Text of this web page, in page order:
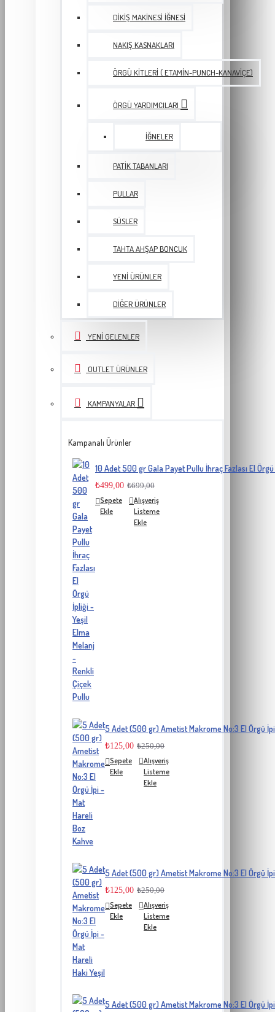
DIKIŞ MAKINESI İĞNESI
NAKIŞ KASNAKLARI
ÖRGÜ KITLERI ( ETAMIN-PUNCH-KANAVIÇE)
ÖRGÜ YARDIMCILARI
İĞNELER
PATIK TABANLARI
PULLAR
SÜSLER
TAHTA AHŞAP BONCUK
YENI ÜRÜNLER
DIĞER ÜRÜNLER
YENI GELENLER
OUTLET ÜRÜNLER
KAMPANYALAR
Kampanalı Ürünler
10 Adet 500 gr Gala Payet Pullu İhraç Fazlası El
₺499,00 ₺699,00
Sepete
Ekle
Alışveriş
Listeme
Ekle
5 Adet (500 gr) Ametist Makrome No:3 El Örgü
₺125,00 ₺250,00
Sepete
Ekle
Alışveriş
Listeme
Ekle
5 Adet (500 gr) Ametist Makrome No:3 El Örgü
₺125,00 ₺250,00
Sepete
Ekle
Alışveriş
Listeme
Ekle
5 Adet (500 gr) Ametist Makrome No:3 El Örgü